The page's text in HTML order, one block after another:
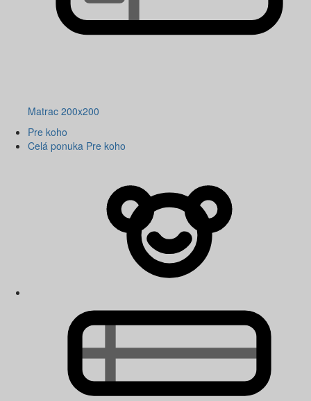
Matrac 200x200
Pre koho
Celá ponuka Pre koho